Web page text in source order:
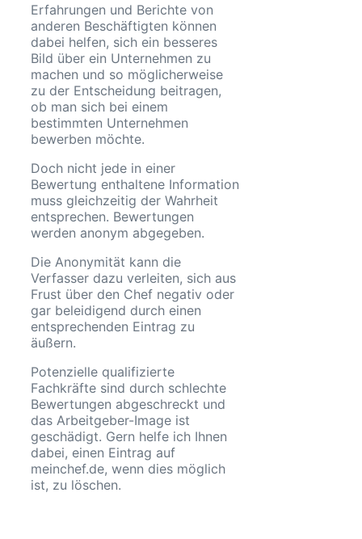
Erfahrungen und Berichte von
anderen Beschäftigten können
dabei helfen, sich ein besseres
Bild über ein Unternehmen zu
machen und so möglicherweise
zu der Entscheidung beitragen,
ob man sich bei einem
bestimmten Unternehmen
bewerben möchte.
Doch nicht jede in einer
Bewertung enthaltene Information
muss gleichzeitig der Wahrheit
entsprechen. Bewertungen
werden anonym abgegeben.
Die Anonymität kann die
Verfasser dazu verleiten, sich aus
Frust über den Chef negativ oder
gar beleidigend durch einen
entsprechenden Eintrag zu
äußern.
Potenzielle qualifizierte
Fachkräfte sind durch schlechte
Bewertungen abgeschreckt und
das Arbeitgeber-Image ist
geschädigt. Gern helfe ich Ihnen
dabei, einen Eintrag auf
meinchef.de, wenn dies möglich
ist, zu löschen.